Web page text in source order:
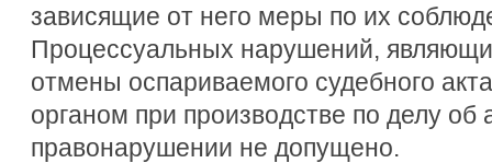
зависящие от него меры по их
Процессуальных нарушений,
отмены оспариваемого судебного
органом при производстве по делу
правонарушении не допущено.